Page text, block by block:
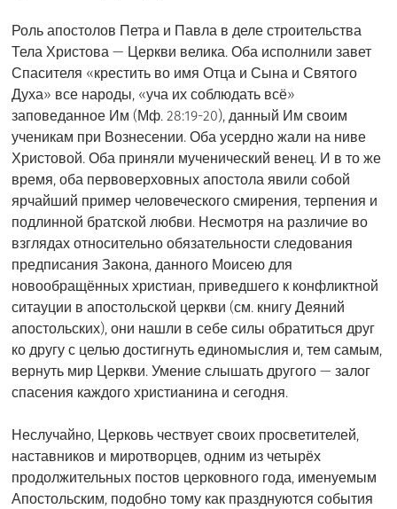
Роль апостолов Петра и Павла в деле строительства
Тела Христова — Церкви велика. Оба исполнили завет
Спасителя «крестить во имя Отца и Сына и Святого
Духа» все народы, «уча их соблюдать всё»
заповеданное Им (Мф. 28:19-20), данный Им своим
ученикам при Вознесении. Оба усердно жали на ниве
Христовой. Оба приняли мученический венец. И в то же
время, оба первоверховных апостола явили собой
ярчайший пример человеческого смирения, терпения и
подлинной братской любви. Несмотря на различие во
взглядах относительно обязательности следования
предписания Закона, данного Моисею для
новообращённых христиан, приведшего к конфликтной
ситауции в апостольской церкви (см. книгу Деяний
апостольских), они нашли в себе силы обратиться друг
ко другу с целью достигнуть единомыслия и, тем самым,
вернуть мир Церкви. Умение слышать другого — залог
спасения каждого христианина и сегодня.
Неслучайно, Церковь чествует своих просветителей,
наставников и миротворцев, одним из четырёх
продолжительных постов церковного года, именуемым
Апостольским, подобно тому как празднуются события